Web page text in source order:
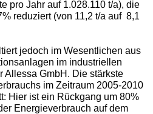
pro Jahr auf 1.028.110 t/a), die
reduziert (von 11,2 t/a auf 8,1
jedoch im Wesentlichen aus
im industriellen
Allessa GmbH. Die stärkste
im Zeitraum 2005-2010
Hier ist ein Rückgang um 80%
Energieverbrauch auf dem